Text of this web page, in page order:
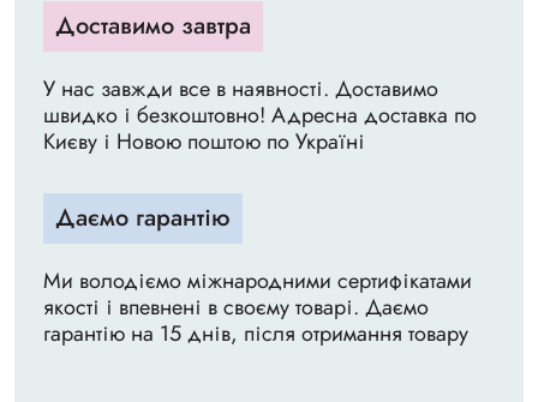
Доставимо завтра
У нас завжди все в наявності. Доставимо
швидко і безкоштовно! Адресна доставка по
Києву і Новою поштою по Україні
Даємо гарантію
Ми володіємо міжнародними сертифікатами
якості і впевнені в своєму товарі. Даємо
гарантію на 15 днів, після отримання товару